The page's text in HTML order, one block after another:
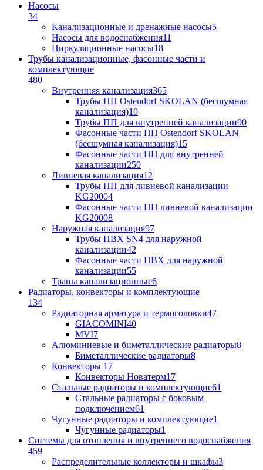
Насосы
34
Канализационные и дренажные насосы5
Насосы для водоснабжения11
Циркуляционные насосы18
Трубы канализационные, фасонные части и
комплектующие
480
Внутренняя канализация365
Трубы ПП Ostendorf SKOLAN (бесшумная
канализация)10
Трубы ПП для внутренней канализации90
Фасонные части ПП Ostendorf SKOLAN
(бесшумная канализация)15
Фасонные части ПП для внутренней
канализации250
Ливневая канализация12
Трубы ПП для ливневой канализации
KG20004
Фасонные части ПП ливневой канализации
KG20008
Наружная канализация97
Трубы ПВХ SN4 для наружной
канализации42
Фасонные части ПВХ для наружной
канализации55
Трапы канализационные6
Радиаторы, конвекторы и комплектующие
134
Радиаторная арматура и термоголовки47
GIACOMINI40
MVI7
Алюминиевые и биметаллические радиаторы8
Биметаллические радиаторы8
Конвекторы 17
Конвекторы Новатерм17
Стальные радиаторы и комплектующие61
Стальные радиаторы с боковым
подключением61
Чугунные радиаторы и комплектующие1
Чугунные радиаторы1
Системы для отопления и внутреннего водоснабжения
459
Распределительные коллекторы и шкафы3